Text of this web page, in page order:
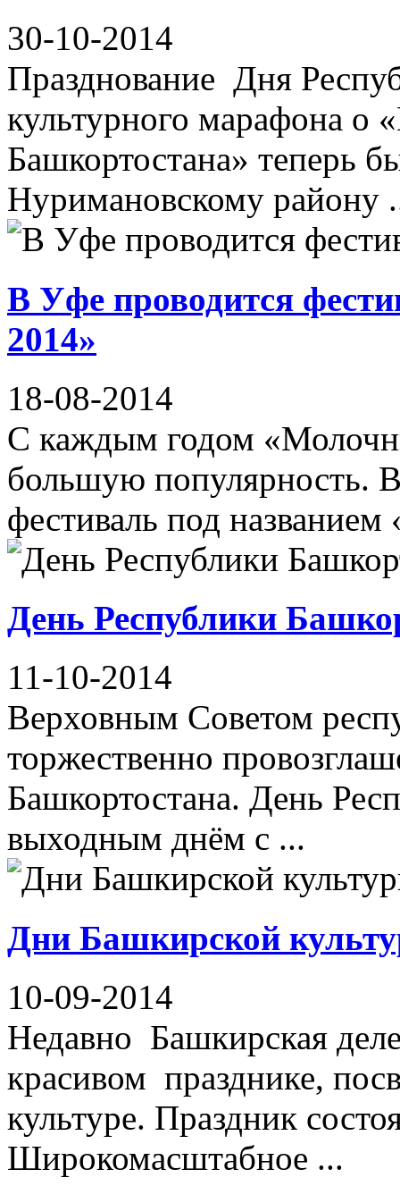
30-10-2014
Празднование Дня
культурного марафона о
Башкортостана» теперь
Нуримановскому району
В Уфе проводится
2014»
18-08-2014
С каждым годом
большую популярность.
фестиваль под
День Республики
11-10-2014
Верховным Советом
торжественно
Башкортостана. День
выходным днём с ...
Дни Башкирской
10-09-2014
Недавно Башкирская
красивом празднике,
культуре. Праздник
Широкомасштабное ...